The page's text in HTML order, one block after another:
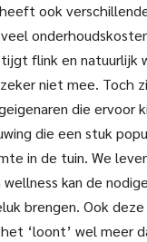
ook
flink en natuurlijk
niet mee. Toch
die ervoor
die een stuk
in de tuin. We
kan de
brengen. Ook
‘loont’ wel meer